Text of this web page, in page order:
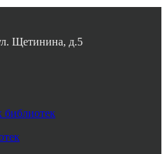
Щетинина, д.5
библиотек